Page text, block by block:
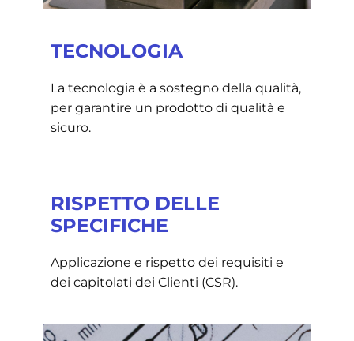
TECNOLOGIA
La tecnologia è a sostegno della qualità,
per garantire un prodotto di qualità e
sicuro.
RISPETTO DELLE
SPECIFICHE
Applicazione e rispetto dei requisiti e
dei capitolati dei Clienti (CSR).